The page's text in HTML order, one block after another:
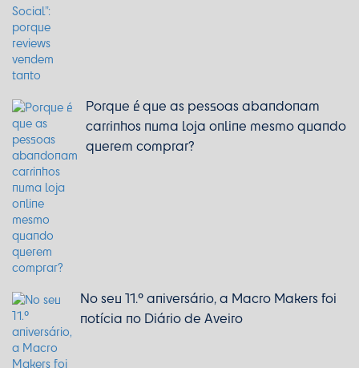
Porque é que as pessoas abandonam
carrinhos numa loja online mesmo quando
querem comprar?
No seu 11.º aniversário, a Macro Makers foi
notícia no Diário de Aveiro